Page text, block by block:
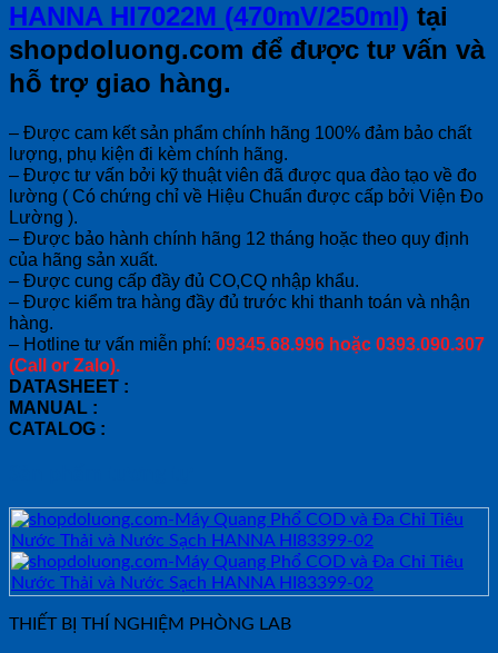
HANNA HI7022M (470mV/250ml) tại
shopdoluong.com để được tư vấn và
hỗ trợ giao hàng.
– Được cam kết sản phẩm chính hãng 100% đảm bảo chất
lượng, phụ kiện đi kèm chính hãng.
– Được tư vấn bởi kỹ thuật viên đã được qua đào tạo về đo
lường ( Có chứng chỉ về Hiệu Chuẩn được cấp bởi Viện Đo
Lường ).
– Được bảo hành chính hãng 12 tháng hoặc theo quy định
của hãng sản xuất.
– Được cung cấp đầy đủ CO,CQ nhập khẩu.
– Được kiểm tra hàng đầy đủ trước khi thanh toán và nhận
hàng.
– Hotline tư vấn miễn phí: 09345.68.996 hoặc 0393.090.307
(Call or Zalo).
DATASHEET :
MANUAL :
CATALOG :
THIẾT BỊ THÍ NGHIỆM PHÒNG LAB